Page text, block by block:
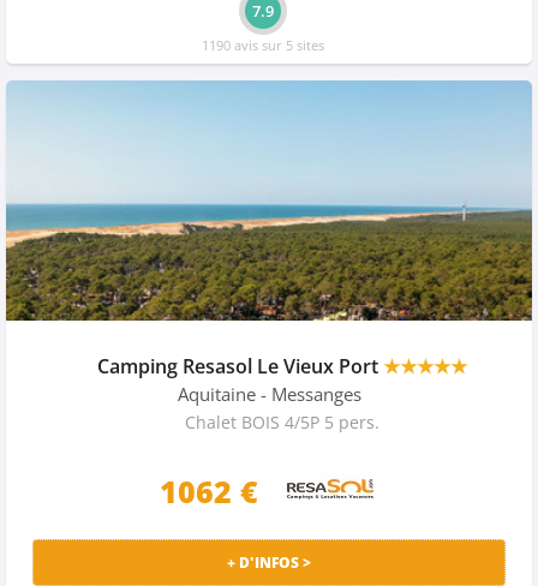
7.9
1190 avis sur 5 sites
Camping Resasol Le Vieux Port★★★★★
Aquitaine - Messanges
Chalet BOIS 4/5P 5 pers.
1062 €
+ D'INFOS >